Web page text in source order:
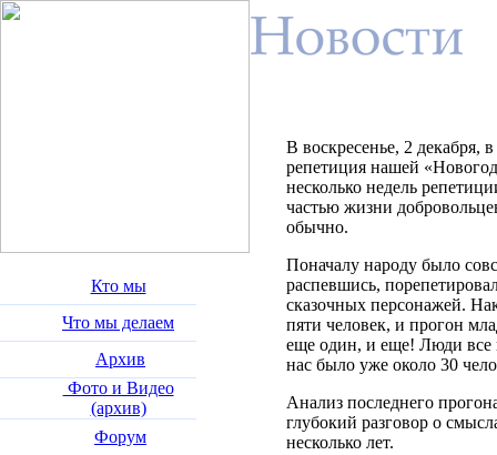
Кто мы
Что мы делаем
Архив
Фото и Видео
(архив)
Форум
В воскресенье, 2 декабря,
репетиция нашей
несколько недель
частью жизни
обычно.
Поначалу народу было
распевшись,
сказочных персонажей.
пяти человек, и прогон
еще один, и еще! Люди все
нас было уже
Анализ последнего
глубокий разговор о
несколько лет.